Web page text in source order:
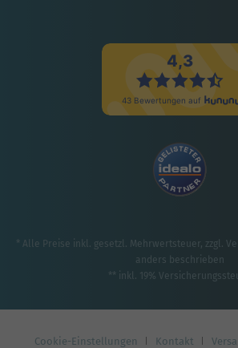
* Alle Preise inkl. gesetzl. Mehrwertsteuer, zzgl.
anders beschrieben
** inkl. 19%
Cookie-Einstellungen Kontakt